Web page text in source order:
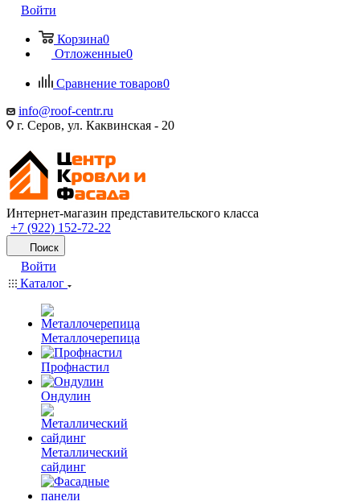
Войти
Корзина0
Отложенные0
Сравнение товаров0
info@roof-centr.ru
г. Серов, ул. Каквинская - 20
Интернет-магазин представительского класса
+7 (922) 152-72-22
Поиск
Войти
Каталог
Металлочерепица
Профнастил
Ондулин
Металлический
сайдинг